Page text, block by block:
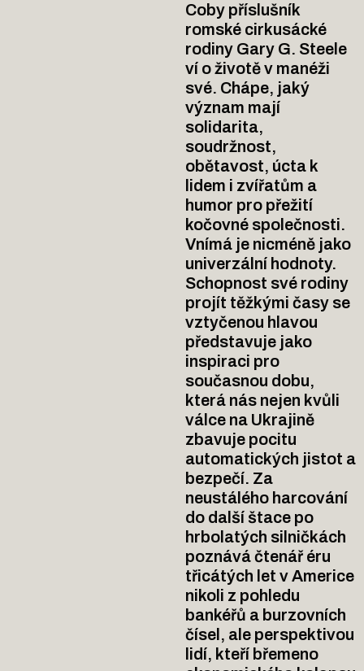
Coby příslušník
romské cirkusácké
rodiny Gary G. Steele
ví o životě v manéži
své. Chápe, jaký
význam mají
solidarita,
soudržnost,
obětavost, úcta k
lidem i zvířatům a
humor pro přežití
kočovné společnosti.
Vnímá je nicméně jako
univerzální hodnoty.
Schopnost své rodiny
projít těžkými časy se
vztyčenou hlavou
představuje jako
inspiraci pro
současnou dobu,
která nás nejen kvůli
válce na Ukrajině
zbavuje pocitu
automatických jistot a
bezpečí. Za
neustálého harcování
do další štace po
hrbolatých silničkách
poznává čtenář éru
třicátých let v Americe
nikoli z pohledu
bankéřů a burzovních
čísel, ale perspektivou
lidí, kteří břemeno